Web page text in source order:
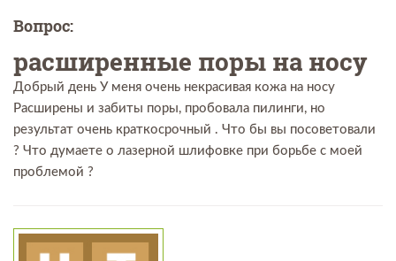
Вопрос:
расширенные поры на носу
Добрый день У меня очень некрасивая кожа на носу
Расширены и забиты поры, пробовала пилинги, но
результат очень краткосрочный . Что бы вы посоветовали
? Что думаете о лазерной шлифовке при борьбе с моей
проблемой ?